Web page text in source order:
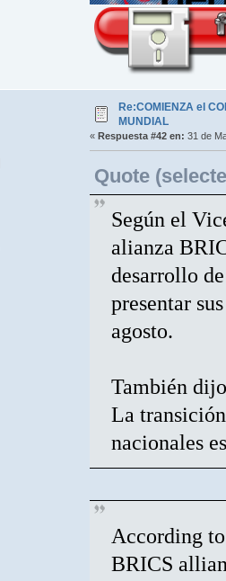
Re:COMIENZA el
MUNDIAL
« Respuesta #42 en: 31 de
Quote
Según el
alianza
desarrollo
presentar
agosto.
También
La
nacionales
According
BRICS